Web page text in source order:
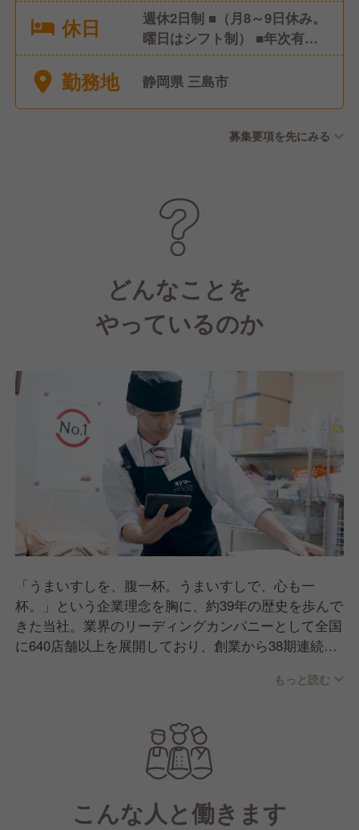
休日
週休2日制 ■（月8～9日休み。
曜日はシフト制） ■年次有給
休暇 ■産前・産後休暇（取得
実績あり） ■育児休業（取得
ミリータイム制度 ■全店休業2
連休取得を推奨しています！
店長になればシフトは自分で
作成できるため、3連休を取る
ことも可能。プライベートも
大切にできる会社です。 ★年
間休日108日 有休消化や全店
休業など含めて、全社員108日
以上お休みを取っています！
勤務地 静岡県 三島市
募集要項を先にみる
どんなことを
やっているのか
「うまいすしを、腹一杯。うまいすしで、心も一
杯。」という企業理念を胸に、約39年の歴史を歩んで
きた当社。業界のリーディングカンパニーとして全国
に640店舗以上を展開しており、創業から38期連続増
期から14.2%増の約2813億円を誇り、黒字経営を続け
イドメニューにもこだわっており、お客様のニーズに
応え続けられていることが、安定した経営の秘密で
す。今期は国内だけでなく海外への積極展開も予定。
これからも成長を続けるため、将来の店長候補を今か
ら育成していきます。
もっと読む
こんな人と働きます